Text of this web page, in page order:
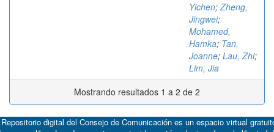
Yichen;Zheng,
Jingwei;
Mohamed,
Hamka; Tan,
Joanne; Lau, Zhi;
Lim, Jia
Mostrando resultados 1 a 2 de 2
digital del Consejo de Comunicación es un espacio virtual